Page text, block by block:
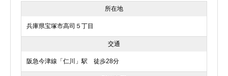
所在地
兵庫県宝塚市高司５丁目
交通
阪急今津線「仁川」駅 徒歩28分